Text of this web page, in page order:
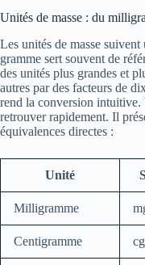
Unités de masse : du
Les unités de masse
gramme sert souvent de
des unités plus grandes et
autres par des facteurs de
rend la conversion intuitive.
retrouver rapidement. Il
équivalences directes :
Unité
Milligramme
Centigramme cg